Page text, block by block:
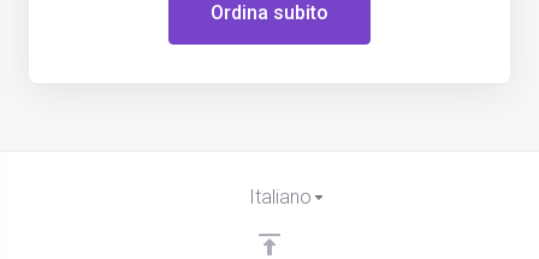
Ordina subito
Italiano